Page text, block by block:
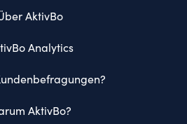
AktivBo
Analytics
AktivBo?